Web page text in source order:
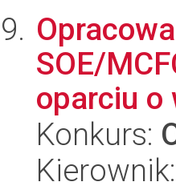
SOE/
oparciu o
Konkurs: